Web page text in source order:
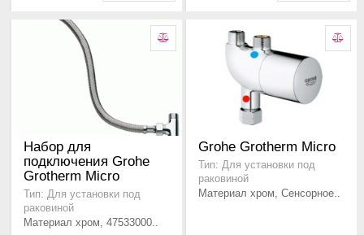
Набор для
подключения Grohe
Grotherm Micro
Тип: Для установки под
раковиной
Материал хром, 47533000..
Grohe Grotherm Micro
Тип: Для установки под
раковиной
Материал хром, Сенсорное..